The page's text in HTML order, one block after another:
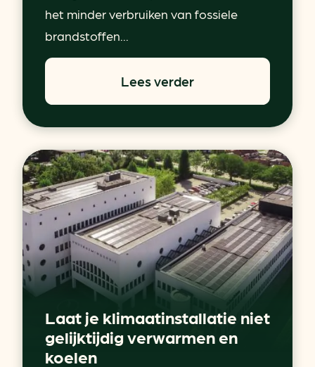
het minder verbruiken van fossiele
brandstoffen...
Lees verder
Laat je klimaatinstallatie niet
gelijktijdig verwarmen en
koelen